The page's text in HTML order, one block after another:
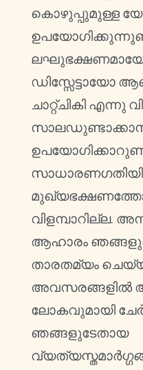
കൊഴുപ്പുമുള്ള
ഡിസ്സേട്ടായോ
ചാറ്റ്ചികി എന്നു
വിളമ്പാറില്ല.
ആഹാരം
താരതമ്യം
അവസരങ്ങളിൽ
ലോകവുമായി
ഞങ്ങളുടേതായ